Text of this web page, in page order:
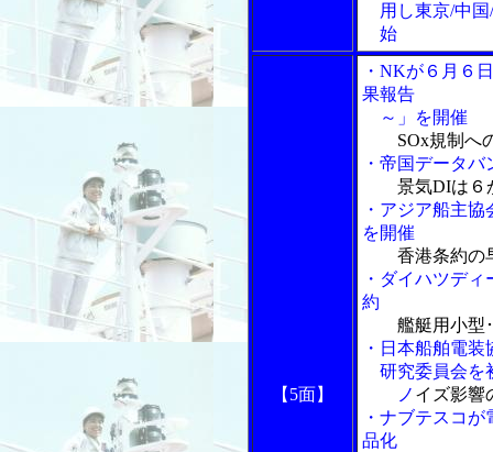
用し東京/中国
始
【5面】
・NKが６月６
果報告
～」を開催
SOx規制へ
・帝国データ
景気DIは６
・アジア船主
を開催
香港条約の
・ダイハツデ
約
艦艇用小型
・日本船舶電
研究委員会を
ノ イズ影響
・ナブテスコ
品化